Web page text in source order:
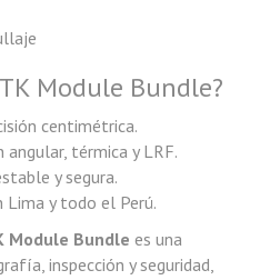
Module Bundle?
centimétrica.
angular, térmica y LRF.
y segura.
Lima y todo el Perú.
Module Bundle es una
inspección y seguridad,